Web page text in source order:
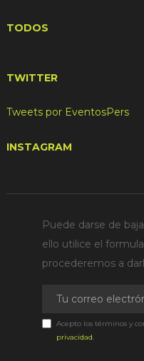
TODOS
TWITTER
Tweets por EventosPers
INSTAGRAM
Puede darse de
ello utilice el
procederemos a
Acepto los términos y
privacidad.